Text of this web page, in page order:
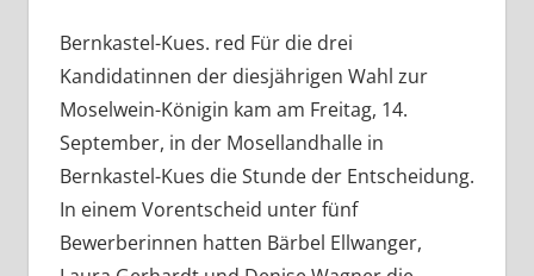
Bernkastel-Kues. red Für die drei
Kandidatinnen der diesjährigen Wahl zur
Moselwein-Königin kam am Freitag, 14.
September, in der Mosellandhalle in
Bernkastel-Kues die Stunde der Entscheidung.
In einem Vorentscheid unter fünf
Bewerberinnen hatten Bärbel Ellwanger,